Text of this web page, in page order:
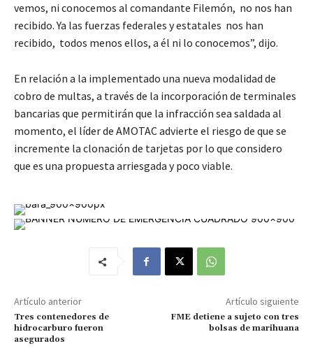
vemos, ni conocemos al comandante Filemón, no nos han
recibido. Ya las fuerzas federales y estatales nos han
recibido, todos menos ellos, a él ni lo conocemos”, dijo.
En relación a la implementado una nueva modalidad de
cobro de multas, a través de la incorporación de terminales
bancarias que permitirán que la infracción sea saldada al
momento, el líder de AMOTAC advierte el riesgo de que se
incremente la clonación de tarjetas por lo que considero
que es una propuesta arriesgada y poco viable.
Artículo anterior
Tres contenedores de
hidrocarburo fueron
asegurados
Artículo siguiente
FME detiene a sujeto con tres
bolsas de marihuana